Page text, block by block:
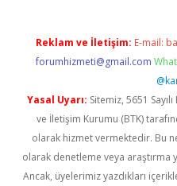
Reklam ve İletişim: E-mail:
forumhizmeti@gmail.com
Yasal Uyarı: Sitemiz, 5651
ve İletişim Kurumu (BTK)
olarak hizmet vermektedir. Bu
olarak denetleme veya araştırma
Ancak, üyelerimiz yazdıkları